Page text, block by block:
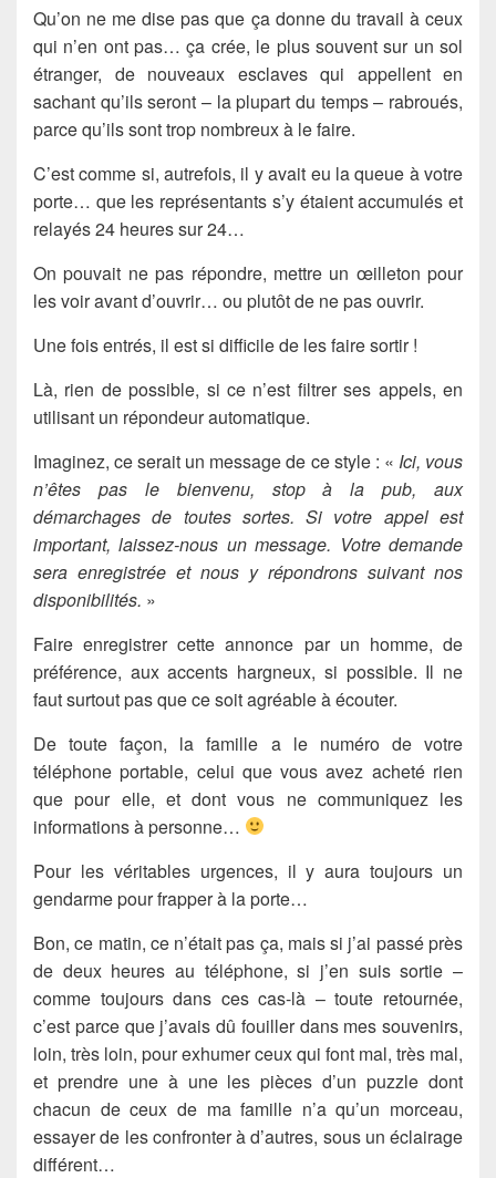
Qu’on ne me dise pas que ça donne du travail à ceux
qui n’en ont pas… ça crée, le plus souvent sur un sol
étranger, de nouveaux esclaves qui appellent en
sachant qu’ils seront – la plupart du temps – rabroués,
parce qu’ils sont trop nombreux à le faire.
C’est comme si, autrefois, il y avait eu la queue à votre
porte… que les représentants s’y étaient accumulés et
relayés 24 heures sur 24…
On pouvait ne pas répondre, mettre un œilleton pour
les voir avant d’ouvrir… ou plutôt de ne pas ouvrir.
Une fois entrés, il est si difficile de les faire sortir !
Là, rien de possible, si ce n’est filtrer ses appels, en
utilisant un répondeur automatique.
Imaginez, ce serait un message de ce style : « Ici, vous
n’êtes pas le bienvenu, stop à la pub, aux
démarchages de toutes sortes. Si votre appel est
important, laissez-nous un message. Votre demande
sera enregistrée et nous y répondrons suivant nos
disponibilités. »
Faire enregistrer cette annonce par un homme, de
préférence, aux accents hargneux, si possible. Il ne
faut surtout pas que ce soit agréable à écouter.
De toute façon, la famille a le numéro de votre
téléphone portable, celui que vous avez acheté rien
que pour elle, et dont vous ne communiquez les
informations à personne…
Pour les véritables urgences, il y aura toujours un
gendarme pour frapper à la porte…
Bon, ce matin, ce n’était pas ça, mais si j’ai passé près
de deux heures au téléphone, si j’en suis sortie –
comme toujours dans ces cas-là – toute retournée,
c’est parce que j’avais dû fouiller dans mes souvenirs,
loin, très loin, pour exhumer ceux qui font mal, très mal,
et prendre une à une les pièces d’un puzzle dont
chacun de ceux de ma famille n’a qu’un morceau,
essayer de les confronter à d’autres, sous un éclairage
différent…